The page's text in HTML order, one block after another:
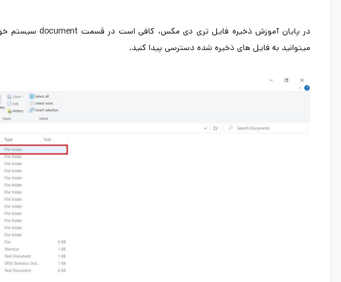
میتوانید به فایل های ذخیره شده دسترسی پیدا کنید.